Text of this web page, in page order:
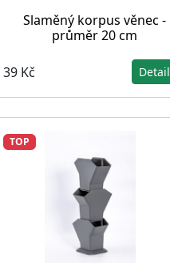
Slaměný korpus věnec -
průměr 20 cm
39 Kč Detail
TOP